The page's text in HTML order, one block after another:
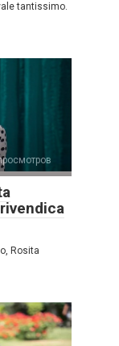
tantissimo.
Rosita